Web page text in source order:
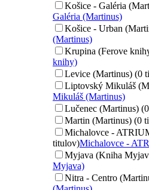
Košice - Galéria
Galéria (Martinus)
Košice - Urban
(Martinus)
Krupina (Ferove
knihy)
Levice (Martinus) (0
Liptovský Mikuláš
Mikuláš (Martinus)
Lučenec (Martinus)
Martin (Martinus) (0
Michalovce -
titulov)Michalovce -
Myjava (Kniha
Myjava)
Nitra - Centro